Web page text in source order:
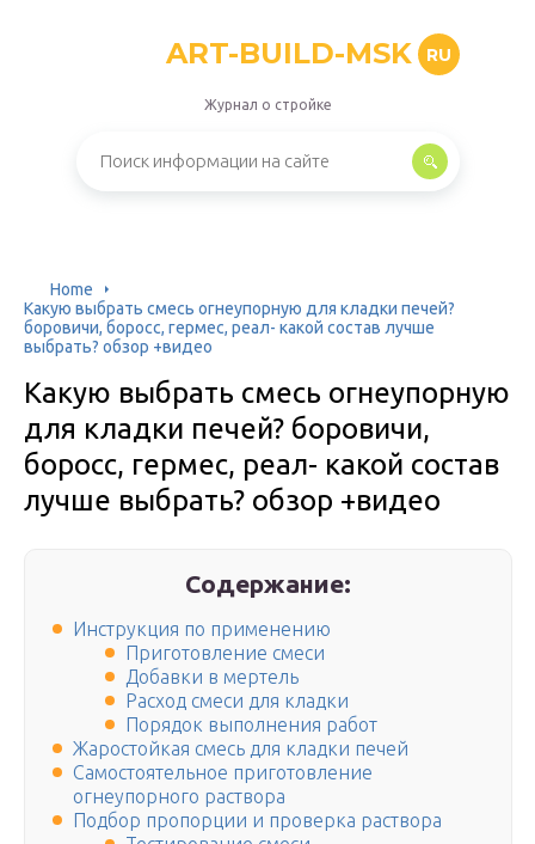
ART-BUILD-MSK RU
Журнал о стройке
Home
Какую выбрать смесь огнеупорную для кладки печей?
боровичи, боросс, гермес, реал- какой состав лучше
выбрать? обзор +видео
Какую выбрать смесь огнеупорную
для кладки печей? боровичи,
боросс, гермес, реал- какой состав
лучше выбрать? обзор +видео
Содержание:
Инструкция по применению
Приготовление смеси
Добавки в мертель
Расход смеси для кладки
Порядок выполнения работ
Жаростойкая смесь для кладки печей
Самостоятельное приготовление
огнеупорного раствора
Подбор пропорции и проверка раствора